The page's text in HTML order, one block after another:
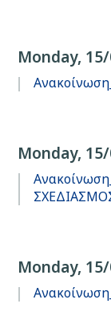
Monday,
Monday,
Monday,